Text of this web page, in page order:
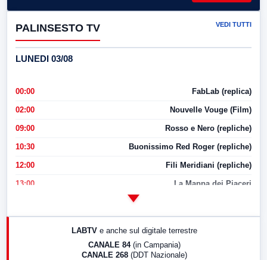
PALINSESTO TV VEDI TUTTI
LUNEDI 03/08
00:00 FabLab (replica)
02:00 Nouvelle Vouge (Film)
09:00 Rosso e Nero (repliche)
10:30 Buonissimo Red Roger (repliche)
12:00 Fili Meridiani (repliche)
13:00 La Mappa dei Piaceri
LABTV e anche sul digitale terrestre
CANALE 84 (in Campania)
CANALE 268 (DDT Nazionale)